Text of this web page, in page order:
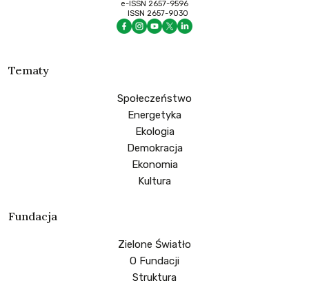
e-ISSN 2657-9596
ISSN 2657-9030
Tematy
Społeczeństwo
Energetyka
Ekologia
Demokracja
Ekonomia
Kultura
Fundacja
Zielone Światło
O Fundacji
Struktura